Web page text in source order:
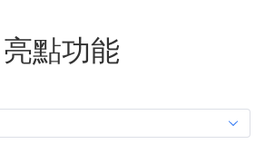
亮點功能